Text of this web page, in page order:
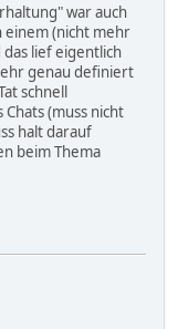
war auch
einem (nicht mehr
lief eigentlich
genau definiert
schnell
(muss nicht
halt darauf
beim Thema